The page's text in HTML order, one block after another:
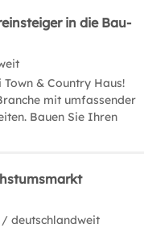
in die Bau-
& Country Haus!
mit umfassender
Bauen Sie Ihren
/ deutschlandweit